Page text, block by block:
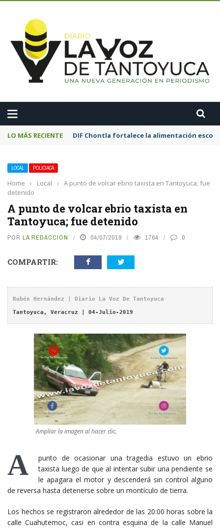
LO MÁS RECIENTE DIF Chontla fortalece la alimentación
LOCAL POLICIACA
Home › Local ›
A punto de volcar ebrio taxista en Tantoyuca; fue
detenido
A punto de volcar ebrio taxista en
Tantoyuca; fue detenido
POR LA REDACCIÓN 04/07/2019 1764 0
COMPARTIR:
Rubén Hernández | Diario La Voz De Tantoyuca
Tantoyuca, Veracruz | 04-Julio-2019
Ampliar la imagen al hacer clic.
A
punto de ocasionar una tragedia estuvo un ebrio
taxista luego de que al intentar subir una pendiente se
le apagara el motor y descenderá sin control alguno
de reversa hasta detenerse sobre un montículo de tierra.
Los hechos se registraron alrededor de las 20:00 horas sobre la
calle Cuahutemoc, casi en contra esquina de la calle Manuel